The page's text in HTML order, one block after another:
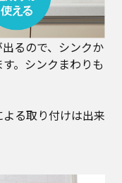
るので、シンクか
。シンクまわりも
る取り付けは出来